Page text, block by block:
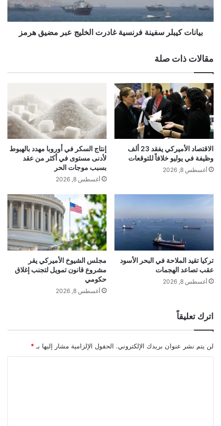
akhabarqatar.com — نفقات وقود الطائرات بأميركا تقفز
56% إلى 5 مليارات دولار في مارس
الطائرات بأميركا تقفز نفقات
وقود
ك
ي
ا
ص
ل
ا
ت
ل
و
ي
ب
م
ل
ي
ي
ب
ف
ي
ن
ة
ف
ر
ن
س
ي
غ
ا
ل
ل
ي
ج
ع
م
ض
ي
ق
بيانات كيبلر سفينة فرنسية غادرت الخليج عبر مضيق هرمز
مقالات ذات صلة
الاقتصاد الأميركي يفقد 23 ألف
وظيفة في يوليو خلافاً للتوقعات
أغسطس 8, 2026
إنتاج السكر في أوروبا مهدد بالهبوط
لأدنى مستوى في أكثر من عقد
بسبب موجات الحر
أغسطس 8, 2026
تركيا تقيد الملاحة في البحر الأسود
عقب تصاعد الهجمات
أغسطس 8, 2026
مجلس الشيوخ الأميركي يقر
مشروع قانون تمويل لتجنب إغلاق
حكومي
أغسطس 8, 2026
اترك تعليقاً
لن يتم نشر عنوان بريدك الإلكتروني. الحقول الإلزامية مشار إليها بـ *